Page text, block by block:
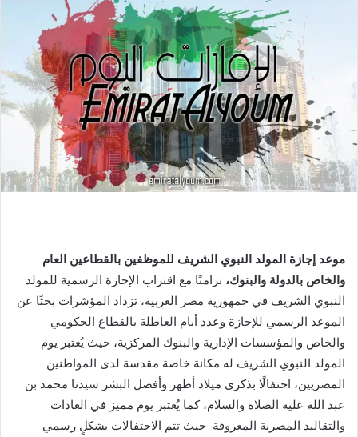
موعد إجازة المولد النبوي الشريف للموظفين بالقطاعين العام
والخاص بالدولة والبنوك، تزامنًا مع اقتراب الإجازة الرسمية للمولد
النبوي الشريف في جمهورية مصر العربية، تزداد المؤشرات بحثًا عن
الموعد الرسمي للإجازة وعدد أيام العاطلة بالقطاع الحكومي
والخاص والمؤسسات الإدارية والبنوك المركزية، حيث يُعتبر يوم
المولد النبوي الشريف له مكانة خاصة مقدسة لدى المواطنين
المصريين، احتفالًا بذكرى ميلاد أطهر وأفضل البشر سيدنا محمد بن
عبد الله عليه الصلاة والسلام، كما يُعتبر يوم مميز في العادات
والتقاليد المصرية المعروفة حيث تتم الاحتفالات بشكلٍ رسمي